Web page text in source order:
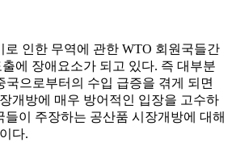
로 인한 무역에 관한 WTO 회원국들간
에 장애요소가 되고 있다. 즉 대부분
국으로부터의 수입 급증을 겪게 되면
개방에 매우 방어적인 입장을 고수하
들이 주장하는 공산품 시장개방에 대해
다.